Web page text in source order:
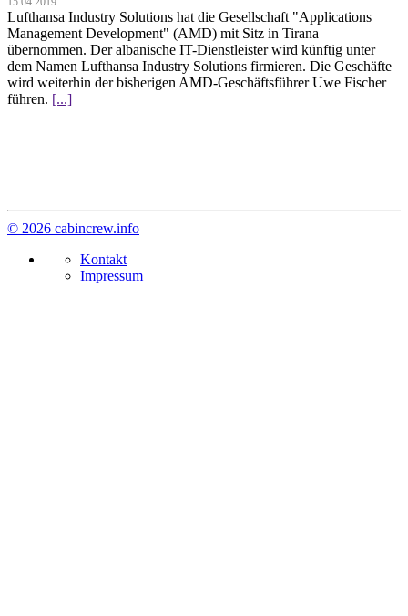
Lufthansa Industry Solutions hat die Gesellschaft "Applications
Management Development" (AMD) mit Sitz in Tirana
übernommen. Der albanische IT-Dienstleister wird künftig unter
dem Namen Lufthansa Industry Solutions firmieren. Die Geschäfte
wird weiterhin der bisherigen AMD-Geschäftsführer Uwe Fischer
führen. [...]
© 2026 cabincrew.info
Kontakt
Impressum